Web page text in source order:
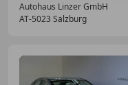
Autohaus Linzer GmbH
AT-5023 Salzburg